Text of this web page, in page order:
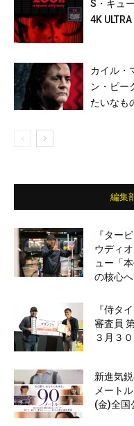
S・キュ
4K
カイル・
ン・ピー
たいなも
編集
『ター
ウディ
ュー「
の核心へ
『侍タ
審査員
３月３
新進気
メート
(金)全国